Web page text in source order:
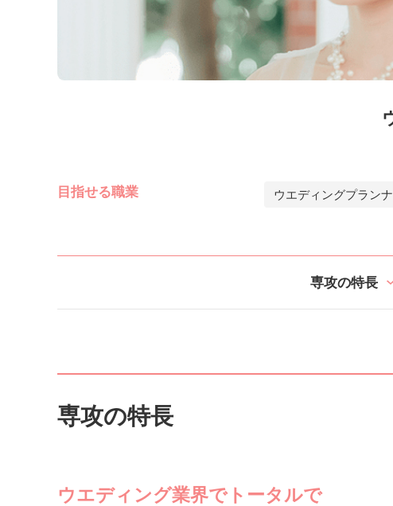
目指せる職業 ウエディングプラン
専攻の特長
専攻の特長
ウエディング業界でトータルで